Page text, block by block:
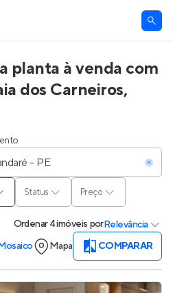
planta à venda com
dos Carneiros,
Status Preço
Ordenar4 imóveis porRelevância
Mapa COMPARAR